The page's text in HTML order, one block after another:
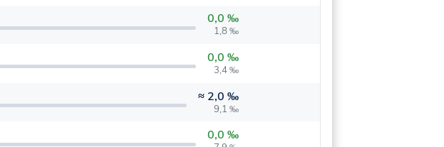
0,0 ‰
1,8 ‰
0,0 ‰
3,4 ‰
≈ 2,0 ‰
9,1 ‰
0,0 ‰